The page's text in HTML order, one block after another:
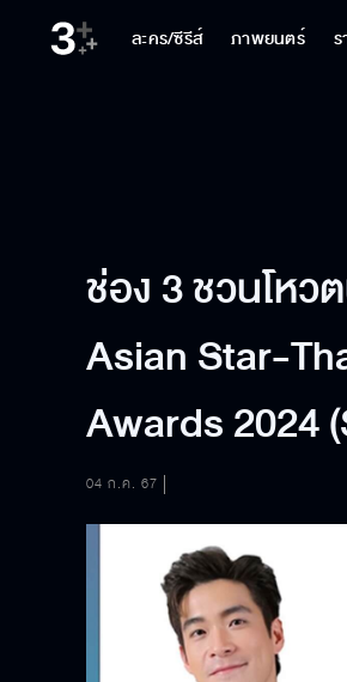
ละคร/ซีรีส์ ภาพยนตร์
ช่อง 3 ชวนโหว
Asian Star-
Awards 2024
04 ก.ค. 67